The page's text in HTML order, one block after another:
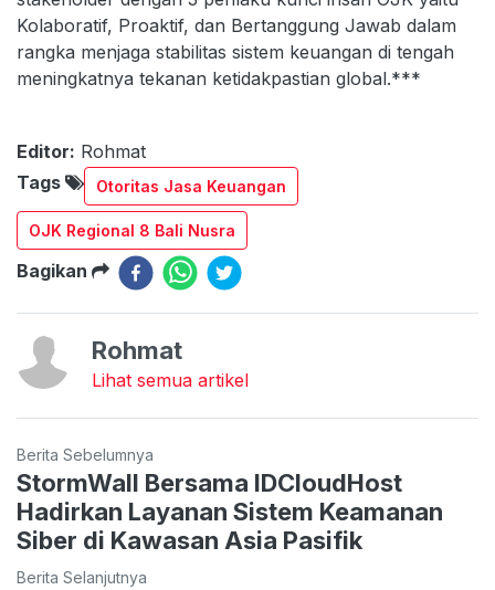
Kolaboratif, Proaktif, dan Bertanggung Jawab dalam
rangka menjaga stabilitas sistem keuangan di tengah
meningkatnya tekanan ketidakpastian global.***
Editor: Rohmat
Tags
Otoritas Jasa Keuangan
OJK Regional 8 Bali Nusra
Bagikan
Rohmat
Lihat semua artikel
Berita Sebelumnya
StormWall Bersama IDCloudHost
Hadirkan Layanan Sistem Keamanan
Siber di Kawasan Asia Pasifik
Berita Selanjutnya